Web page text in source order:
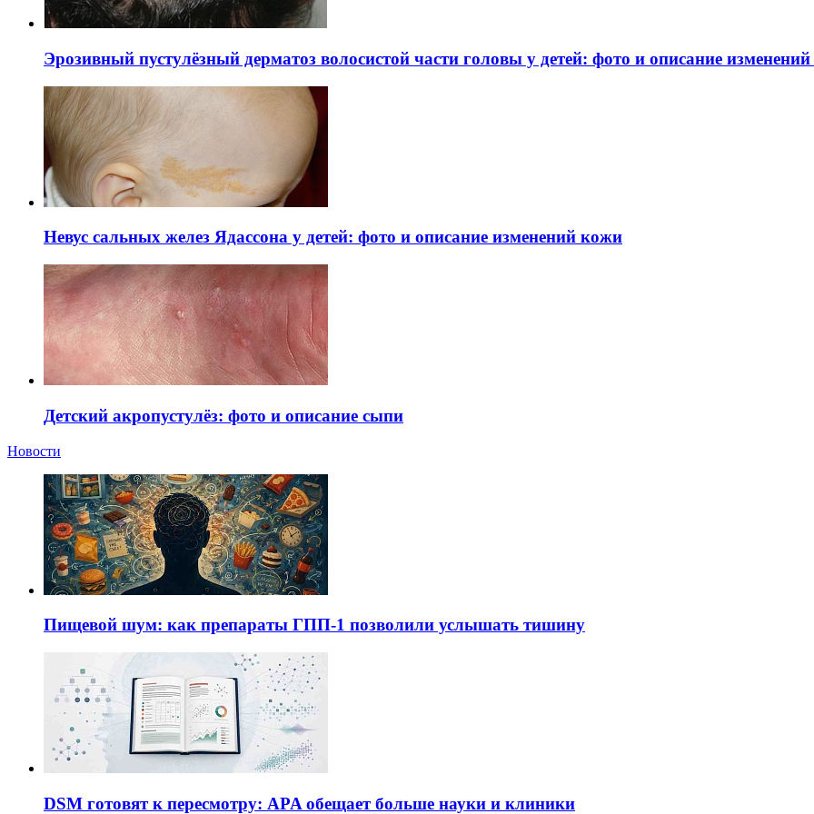
Эрозивный пустулёзный дерматоз волосистой части головы у детей: фото и описание
Невус сальных желез Ядассона у детей: фото и описание изменений кожи
Детский акропустулёз: фото и описание сыпи
Новости
Пищевой шум: как препараты ГПП-1 позволили услышать тишину
DSM готовят к пересмотру: APA обещает больше науки и клиники